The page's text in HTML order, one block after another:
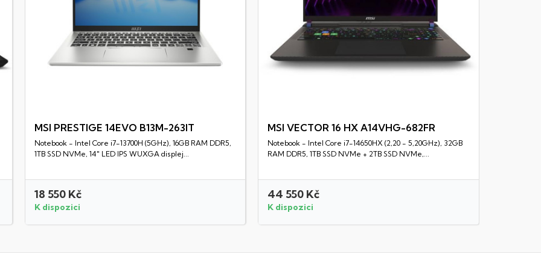
Rychlý náhled
MSI PRESTIGE 14EVO B13M-263IT
Notebook - Intel Core i7-13700H (5GHz), 16GB RAM DDR5,
1TB SSD NVMe, 14" LED IPS WUXGA displej...
18 550 Kč
K dispozici
Rychlý náhled
MSI VECTOR 16 HX A14VHG-682FR
Notebook - Intel Core i7-14650HX (2,20 - 5,20GHz), 32GB
RAM DDR5, 1TB SSD NVMe + 2TB SSD NVMe,...
44 550 Kč
K dispozici